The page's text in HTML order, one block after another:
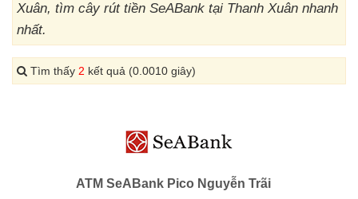
Xuân, tìm cây rút tiền SeABank tại Thanh Xuân nhanh
nhất.
Tìm thấy 2 kết quả (0.0010 giây)
ATM SeABank Pico Nguyễn Trãi